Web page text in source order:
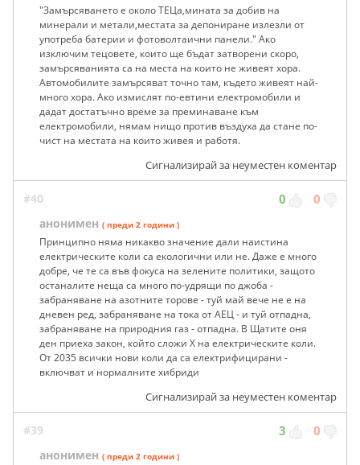
"Замърсяването е около ТЕЦа,мината за добив на
минерали и метали,местата за депониране излезли от
употреба батерии и фотоволтаични панели." Ако
изключим тецовете, които ще бъдат затворени скоро,
замърсяванията са на места на които не живеят хора.
Автомобилите замърсяват точно там, където живеят най-
много хора. Ако измислят по-евтини електромобили и
дадат достатъчно време за преминаване към
електромобили, нямам нищо против въздуха да стане по-
чист на местата на които живея и работя.
Сигнализирай за неуместен коментар
#40 0 0
анонимен ( преди 2 години )
Принципно няма никакво значение дали наистина
електрическите коли са екологични или не. Даже е много
добре, че те са във фокуса на зелените политики, защото
останалите неща са много по-удрящи по джоба -
забраняване на азотните торове - туй май вече не е на
дневен ред, забраняване на тока от АЕЦ - и туй отпадна,
забраняване на природния газ - отпадна. В Щатите оня
ден приеха закон, който сложи Х на електрическите коли.
От 2035 всички нови коли да са електрифицирани -
включват и нормалните хибриди
Сигнализирай за неуместен коментар
#39 3 0
анонимен ( преди 2 години )